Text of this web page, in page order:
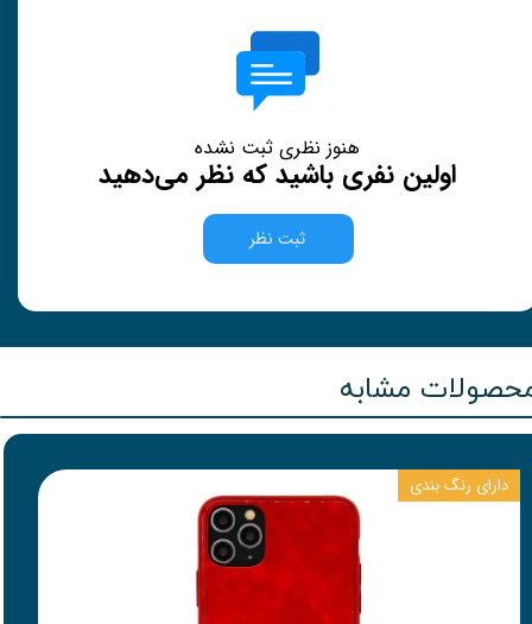
هنوز نظری ثبت نشده
اولین نفری باشید که نظر می‌دهید
ثبت نظر
مشابه
دارای رنگ بندی